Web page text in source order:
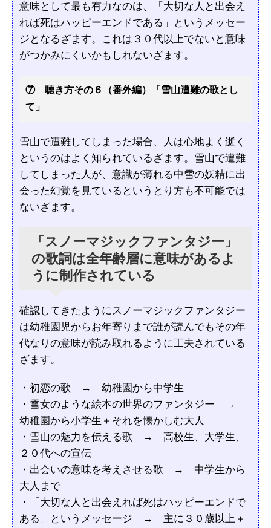
意味として最も有力なのは、「大切な人と出会え
れば死はハッピーエンドである」というメッセー
ジとなるざます。これは３０代以上でないと意味
がつかみにくいかもしれないざます。
⑦ 聴き方その６（番外編）「雪山遭難の歌とし
て」
雪山で遭難してしまった場合、人は心地よく逝く
というのはよく知られているざます。雪山で遭難
してしまった人が、意識が薄れる中雪の妖精に出
会った幻覚を見ているというとり方も不可能では
ないざます。
「スノーマジックファンタジー」
の歌詞は全年齢層に意味があるよ
うに制作されている
確認してきたようにスノーマジックファンタジー
は幼稚園児からお年寄りまで誰が読んでもその年
代なりの意味が読み取れるように工夫されている
ざます。
・初恋の歌 → 幼稚園から中学生
・雪女のような絵本の世界のファンタジー →
幼稚園から小学生＋それを懐かしむ大人
・雪山の魅力を伝える歌 → 高校生、大学生、
２０代への宣伝
・出会いの意味を考えさせる歌 → 中学生から
大人まで
・「大切な人と出会えれば死はハッピーエンドで
ある」というメッセージ → 主に３０歳以上＋